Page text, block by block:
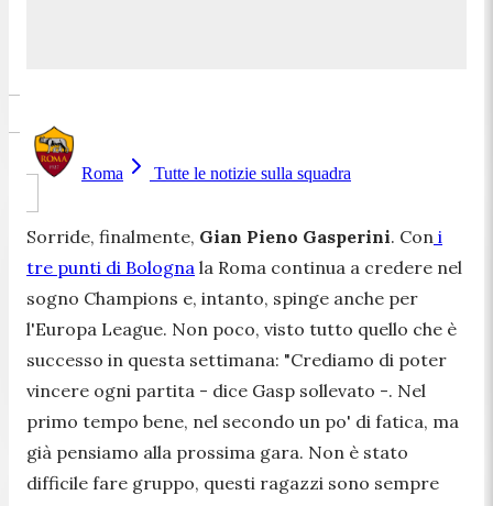
Roma Tutte le notizie sulla squadra
Sorride, finalmente, Gian Pieno Gasperini. Con i
tre punti di Bologna la Roma continua a credere nel
sogno Champions e, intanto, spinge anche per
l'Europa League. Non poco, visto tutto quello che è
successo in questa settimana: "Crediamo di poter
vincere ogni partita - dice Gasp sollevato -. Nel
primo tempo bene, nel secondo un po' di fatica, ma
già pensiamo alla prossima gara. Non è stato
difficile fare gruppo, questi ragazzi sono sempre